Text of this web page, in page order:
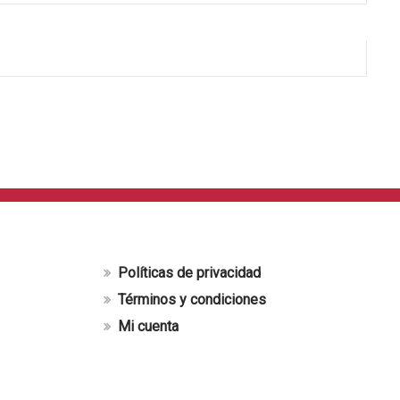
Políticas de privacidad
Términos y condiciones
Mi cuenta